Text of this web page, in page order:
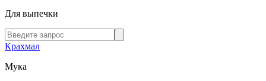
Для выпечки
Крахмал
Мука